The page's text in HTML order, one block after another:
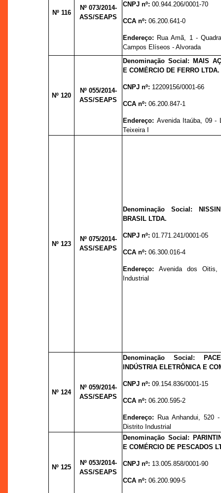
Nº 116
Nº 073/2014-
ASS/SEAPS
CNPJ nº:00.944.206/0001-70
CCA nº:06.200.641-0
Endereço: Rua Amã, 1 -
Campos Elíseos - Alvorada
Nº 120
Nº 055/2014-
ASS/SEAPS
Denominação Social: MAIS
E COMÉRCIO DE FERRO LTDA.
CNPJ nº: 12209156/0001-66
CCA nº:06.200.847-1
Endereço: Avenida Itaúba, 09 -
Teixeira I
Nº 123
Nº 075/2014-
ASS/SEAPS
Denominação Social:
BRASIL LTDA.
CNPJ nº:01.771.241/0001-05
CCA nº:06.300.016-4
Endereço:Avenida dos
Industrial
Nº 124
Nº 059/2014-
ASS/SEAPS
Denominação Social:
INDÚSTRIA ELETRÔNICA E
CNPJ nº:09.154.836/0001-15
CCA nº:06.200.595-2
Endereço:
Rua Anhandui, 520
Distrito Industrial
Nº 125
Nº 053/2014-
ASS/SEAPS
Denominação Social:
E COMÉRCIO DE PESCADOS
CNPJ nº: 13.005.858/0001-90
CCA nº:06.200.909-5